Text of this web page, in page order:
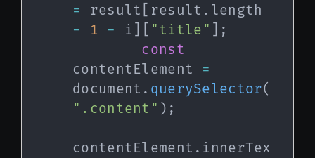
=
result result .
-
1 - i "title"
;
const
contentElement =
document . querySelector(
".content" ) ;
contentElement . innerTex